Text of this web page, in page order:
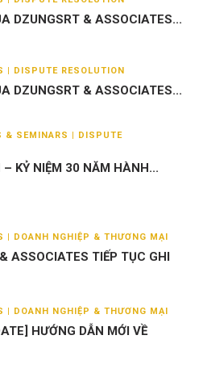
DZUNGSRT & ASSOCIATES...
| DISPUTE RESOLUTION
DZUNGSRT & ASSOCIATES...
& SEMINARS | DISPUTE
– KỶ NIỆM 30 NĂM HÀNH...
| DOANH NGHIỆP & THƯƠNG MẠI
ASSOCIATES TIẾP TỤC GHI
| DOANH NGHIỆP & THƯƠNG MẠI
HƯỚNG DẪN MỚI VỀ